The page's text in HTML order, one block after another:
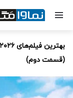
(قسمت دوم)